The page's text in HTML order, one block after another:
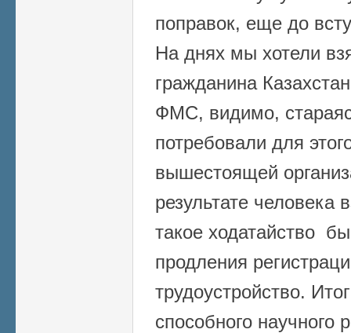
поправок, еще до
На днях мы хотели
гражданина
ФМС, видимо,
потребовали для
вышестоящей
результате человека
такое ходатайство
продления
трудоустройство.
способного научного